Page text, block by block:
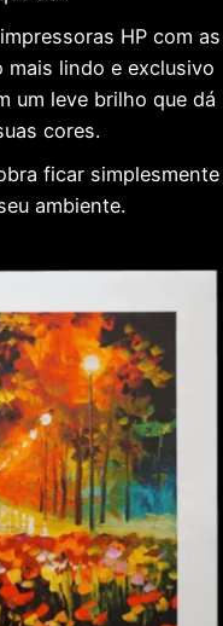
HP com as
mais lindo e exclusivo
um leve brilho que dá
cores.
ficar simplesmente
ambiente.